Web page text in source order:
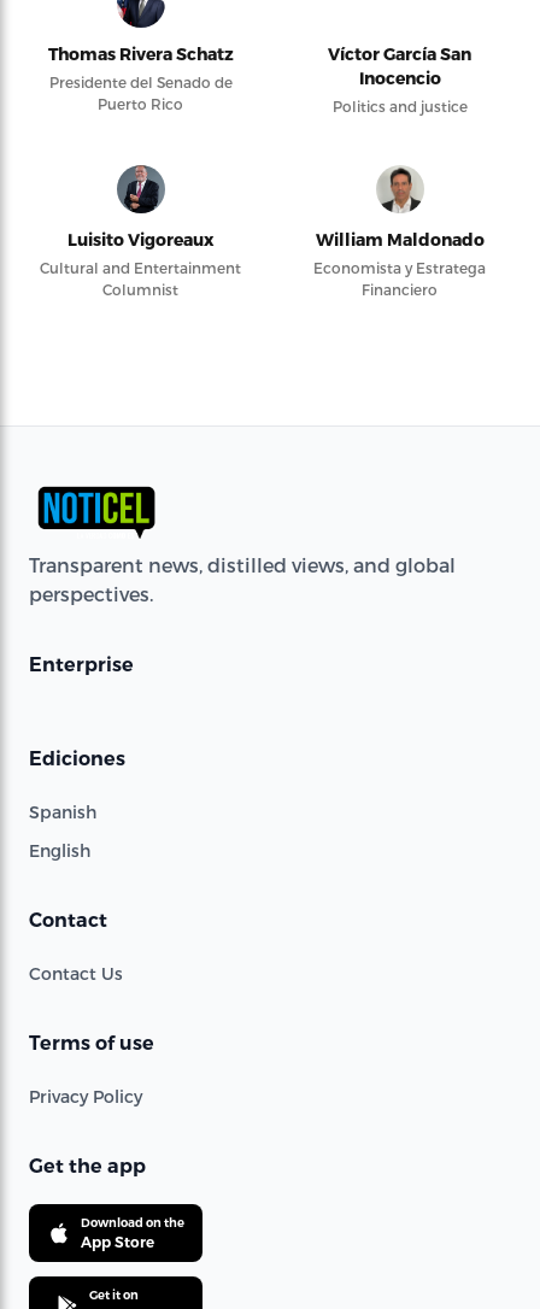
Thomas Rivera Schatz
Presidente del Senado de
Puerto Rico
Víctor García San
Inocencio
Politics and justice
Luisito Vigoreaux
Cultural and Entertainment
Columnist
William Maldonado
Economista y Estratega
Financiero
Transparent news, distilled views, and global
perspectives.
Enterprise
Ediciones
Spanish
English
Contact
Contact Us
Terms of use
Privacy Policy
Get the app
Download on the
App Store
Get it on